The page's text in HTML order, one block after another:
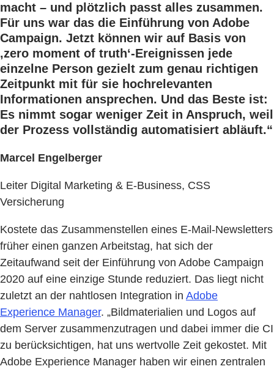
macht – und plötzlich passt alles zusammen.
Für uns war das die Einführung von Adobe
Campaign. Jetzt können wir auf Basis von
‚zero moment of truth‘-Ereignissen jede
einzelne Person gezielt zum genau richtigen
Zeitpunkt mit für sie hochrelevanten
Informationen ansprechen. Und das Beste ist:
Es nimmt sogar weniger Zeit in Anspruch, weil
der Prozess vollständig automatisiert abläuft.“
Marcel Engelberger
Leiter Digital Marketing & E-Business, CSS
Versicherung
Kostete das Zusammenstellen eines E-Mail-Newsletters
früher einen ganzen Arbeitstag, hat sich der
Zeitaufwand seit der Einführung von Adobe Campaign
2020 auf eine einzige Stunde reduziert. Das liegt nicht
zuletzt an der nahtlosen Integration in Adobe
Experience Manager. „Bildmaterialien und Logos auf
dem Server zusammenzutragen und dabei immer die CI
zu berücksichtigen, hat uns wertvolle Zeit gekostet. Mit
Adobe Experience Manager haben wir einen zentralen